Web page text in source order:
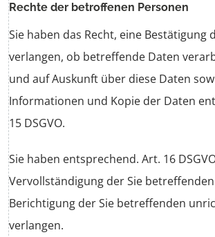
Rechte der betroffenen Personen
Sie haben das Recht, eine Bestätigung
verlangen, ob betreffende Daten
und auf Auskunft über diese Daten
Informationen und Kopie der Daten
15 DSGVO.
Sie haben entsprechend. Art. 16
Vervollständigung der Sie
Berichtigung der Sie betreffenden
verlangen.